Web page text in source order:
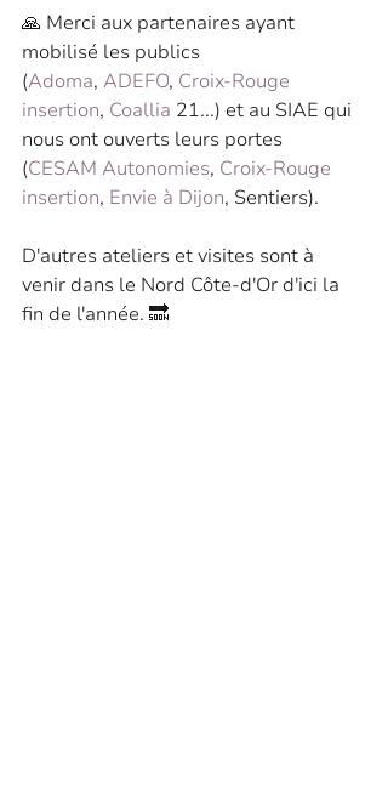
🙏 Merci aux partenaires ayant
mobilisé les publics
(Adoma, ADEFO, Croix-Rouge
insertion, Coallia 21...) et au SIAE qui
nous ont ouverts leurs portes
(CESAM Autonomies, Croix-Rouge
insertion, Envie à Dijon, Sentiers).
D'autres ateliers et visites sont à
venir dans le Nord Côte-d'Or d'ici la
fin de l'année. 🔜